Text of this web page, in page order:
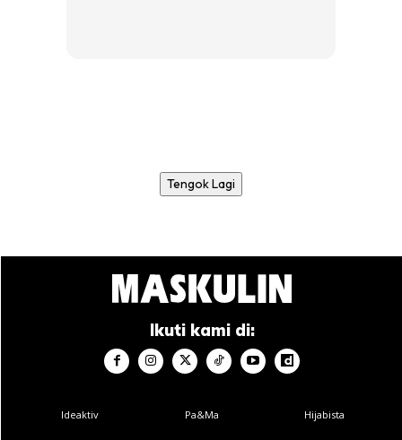
Tengok Lagi
Ikuti kami di:
Ideaktiv Pa&Ma Hijabista